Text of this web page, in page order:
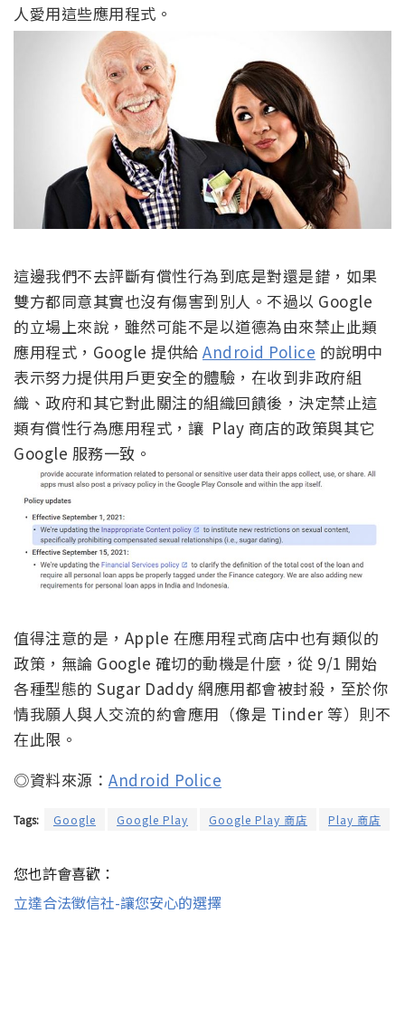
人愛用這些應用程式。
這邊我們不去評斷有償性行為到底是對還是錯，如果
雙方都同意其實也沒有傷害到別人。不過以 Google
的立場上來說，雖然可能不是以道德為由來禁止此類
應用程式，Google 提供給 Android Police 的說明中
表示努力提供用戶更安全的體驗，在收到非政府組
織、政府和其它對此關注的組織回饋後，決定禁止這
類有償性行為應用程式，讓 Play 商店的政策與其它
Google 服務一致。
值得注意的是，Apple 在應用程式商店中也有類似的
政策，無論 Google 確切的動機是什麼，從 9/1 開始
各種型態的 Sugar Daddy 網應用都會被封殺，至於你
情我願人與人交流的約會應用（像是 Tinder 等）則不
在此限。
◎資料來源： Android Police
Tags: Google Google Play Google Play 商店 Play 商店
您也許會喜歡：
立達合法徵信社-讓您安心的選擇